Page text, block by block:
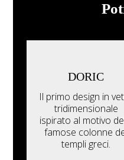
DORIC
Il primo design in
tridimensionale
ispirato al motivo
famose colonne
templi greci.